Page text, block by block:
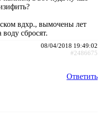
вдхр., вымочены лет
сбросят.
08/04/2018 19:49:02
#2486675
Ответить